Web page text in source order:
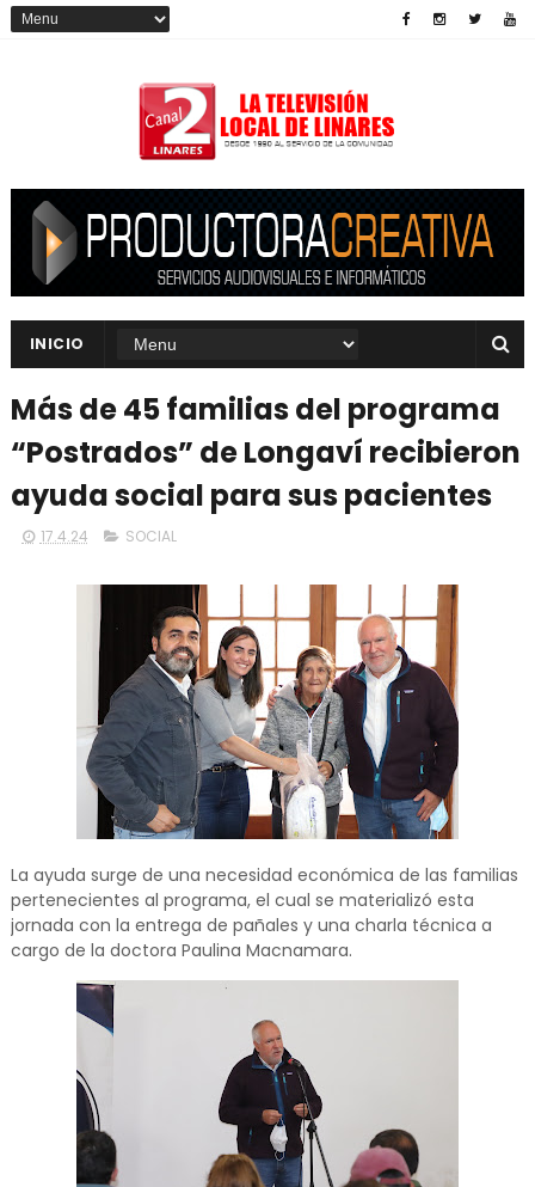
INICIO
Más de 45 familias del programa
“Postrados” de Longaví recibieron
ayuda social para sus pacientes
17.4.24 SOCIAL
La ayuda surge de una necesidad económica de las familias
pertenecientes al programa, el cual se materializó esta
jornada con la entrega de pañales y una charla técnica a
cargo de la doctora Paulina Macnamara.